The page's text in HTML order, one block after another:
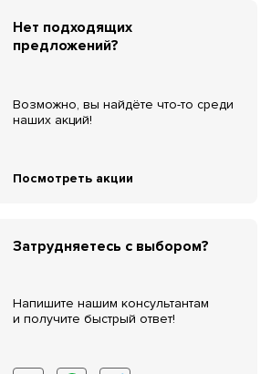
Нет подходящих
предложений?
Возможно, вы найдёте что-то среди
наших акций!
Посмотреть акции
Затрудняетесь с выбором?
Напишите нашим консультантам
и получите быстрый ответ!